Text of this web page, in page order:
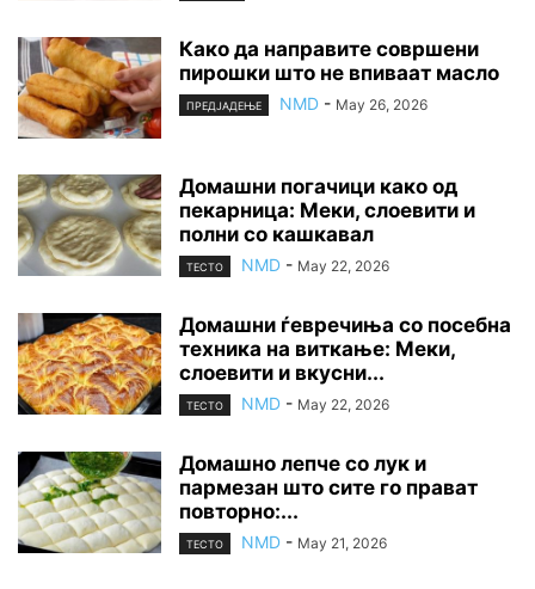
Како да направите совршени
пирошки што не впиваат масло
ПРЕДЈАДЕЊЕ NMD - May 26, 2026
Домашни погачици како од
пекарница: Меки, слоевити и
полни со кашкавал
ТЕСТО NMD - May 22, 2026
Домашни ѓевречиња со посебна
техника на виткање: Меки,
слоевити и вкусни...
ТЕСТО NMD - May 22, 2026
Домашно лепче со лук и
пармезан што сите го прават
повторно:...
ТЕСТО NMD - May 21, 2026